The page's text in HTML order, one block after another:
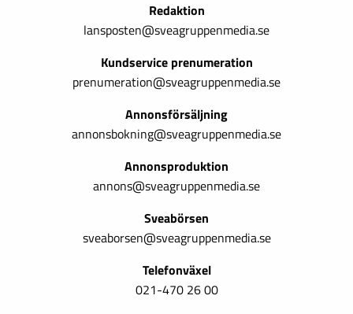
Redaktion
lansposten@sveagruppenmedia.se
Kundservice prenumeration
prenumeration@sveagruppenmedia.se
Annonsförsäljning
annonsbokning@sveagruppenmedia.se
Annonsproduktion
annons@sveagruppenmedia.se
Sveabörsen
sveaborsen@sveagruppenmedia.se
Telefonväxel
021-470 26 00